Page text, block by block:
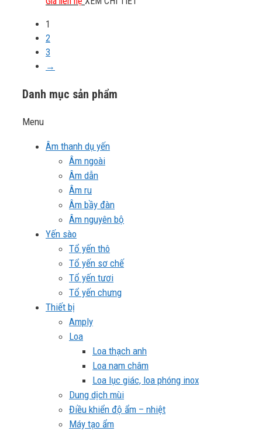
1
2
3
→
Danh mục sản phẩm
Menu
Âm thanh dụ yến
Âm ngoài
Âm dẫn
Âm ru
Âm bầy đàn
Âm nguyên bộ
Yến sào
Tổ yến thô
Tổ yến sơ chế
Tổ yến tươi
Tổ yến chưng
Thiết bị
Amply
Loa
Loa thạch anh
Loa nam châm
Loa lục giác, loa phóng inox
Dung dịch mùi
Điều khiển độ ẩm – nhiệt
Máy tạo ẩm